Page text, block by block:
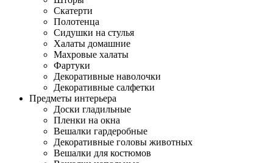
Скатерти
Полотенца
Сидушки на стулья
Халаты домашние
Махровые халаты
Фартуки
Декоративные наволочки
Декоративные салфетки
Предметы интерьера
Доски гладильные
Пленки на окна
Вешалки гардеробные
Декоративные головы животных
Вешалки для костюмов